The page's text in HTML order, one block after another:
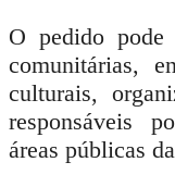
O pedido pode
comunitárias,
culturais,
responsáveis
áreas públicas